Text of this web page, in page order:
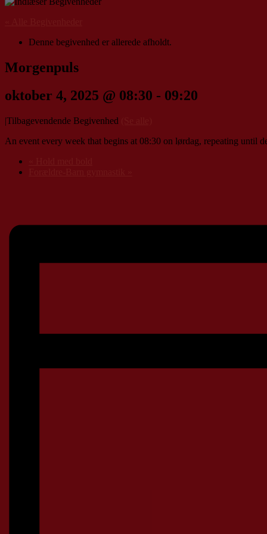
Denne begivenhed er allerede afholdt.
Morgenpuls
oktober 4, 2025 @ 08:30 - 09:20
|Tilbagevendende Begivenhed
An event every week that begins at 08:30 on lørdag, repeating until